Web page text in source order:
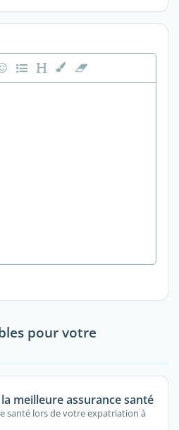
pour votre
meilleure assurance santé
santé lors de votre expatriation à